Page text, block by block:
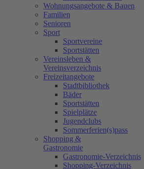
Wohnungsangebote & Bauen
Familien
Senioren
Sport
Sportvereine
Sportstätten
Vereinsleben &
Vereinsverzeichnis
Freizeitangebote
Stadtbibliothek
Bäder
Sportstätten
Spielplätze
Jugendclubs
Sommerferien(s)pass
Shopping &
Gastronomie
Gastronomie-Verzeichnis
Shopping-Verzeichnis